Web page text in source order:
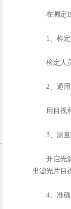
在测定过
1、检定
检定人员
2、通用
用目视和
3、测量
开启光源
出滤光片目
4、准确